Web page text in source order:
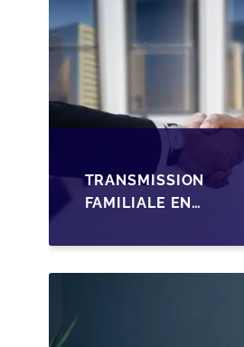
TRANSMISSION
FAMILIALE EN
STRUCTURER LA
CESSION DES PARTS